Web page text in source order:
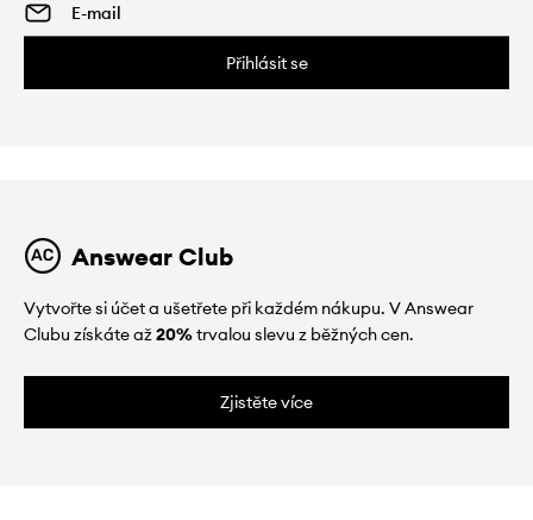
Přihlásit se
Answear Club
Vytvořte si účet a ušetřete při každém nákupu. V Answear
Clubu získáte až20%trvalou slevu z běžných cen.
Zjistěte více